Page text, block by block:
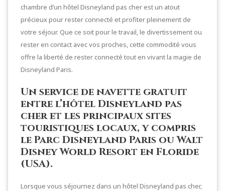
chambre d’un hôtel Disneyland pas cher est un atout
précieux pour rester connecté et profiter pleinement de
votre séjour. Que ce soit pour le travail, le divertissement ou
rester en contact avec vos proches, cette commodité vous
offre la liberté de rester connecté tout en vivant la magie de
Disneyland Paris.
Un service de navette gratuit
entre l’hôtel Disneyland pas
cher et les principaux sites
touristiques locaux, y compris
le Parc Disneyland Paris ou Walt
Disney World Resort en Floride
(USA).
Lorsque vous séjournez dans un hôtel Disneyland pas cher,